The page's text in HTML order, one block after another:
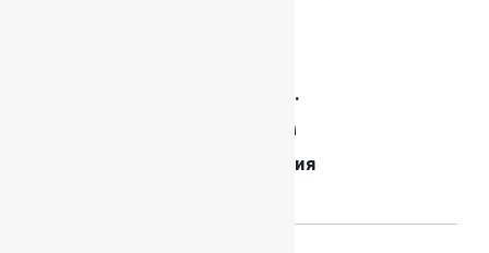
1500 г.
2,5 мм
Бельгия